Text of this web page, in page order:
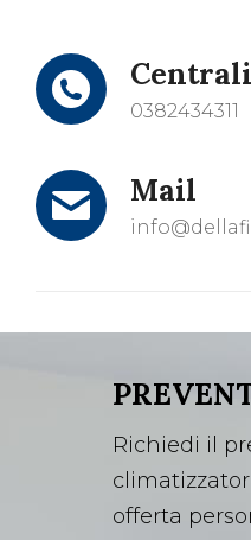
0382434311
Mail
Richiedi il
offerta